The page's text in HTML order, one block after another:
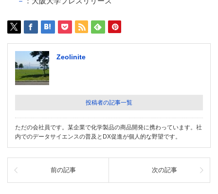
Zeolinite
投稿者の記事一覧
ただの会社員です。某企業で化学製品の商品開発に携わっています。社
内でのデータサイエンスの普及とDX促進が個人的な野望です。
前の記事 次の記事